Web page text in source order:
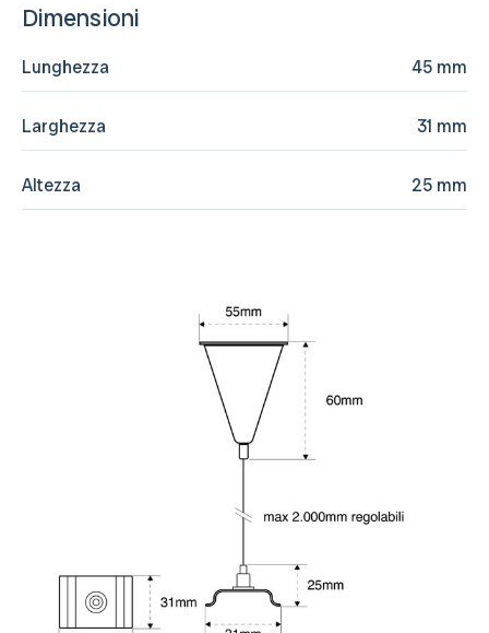
Dimensioni
Lunghezza 45 mm
Larghezza 31 mm
Altezza 25 mm